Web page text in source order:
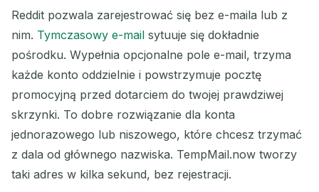
Reddit pozwala zarejestrować się bez e-maila lub z
nim. Tymczasowy e-mail sytuuje się dokładnie
pośrodku. Wypełnia opcjonalne pole e-mail, trzyma
każde konto oddzielnie i powstrzymuje pocztę
promocyjną przed dotarciem do twojej prawdziwej
skrzynki. To dobre rozwiązanie dla konta
jednorazowego lub niszowego, które chcesz trzymać
z dala od głównego nazwiska. TempMail.now tworzy
taki adres w kilka sekund, bez rejestracji.